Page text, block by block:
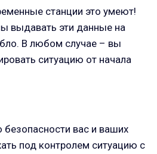
станции это умеют!
выдавать эти данные на
В любом случае – вы
ситуацию от начала
безопасности вас и ваших
под контролем ситуацию с